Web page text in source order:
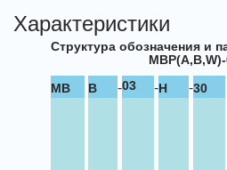
Характеристики
Структура обозначения и
MB
B -03 -H -30